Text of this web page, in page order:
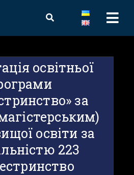
освітньої
за
освіти за
223